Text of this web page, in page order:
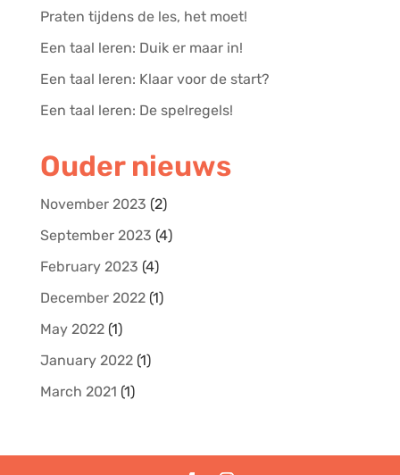
Praten tijdens de les, het moet!
Een taal leren: Duik er maar in!
Een taal leren: Klaar voor de start?
Een taal leren: De spelregels!
Ouder nieuws
November 2023 (2)
September 2023 (4)
February 2023 (4)
December 2022(1)
May 2022(1)
January 2022(1)
March 2021 (1)